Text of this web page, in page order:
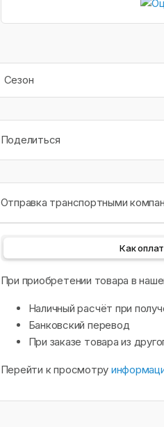
Сезон
Поделиться
Отправка транспортными
Как
При приобретении товара в
Наличный расчёт при
Банковский перевод
При заказе товара из
Перейти к просмотру